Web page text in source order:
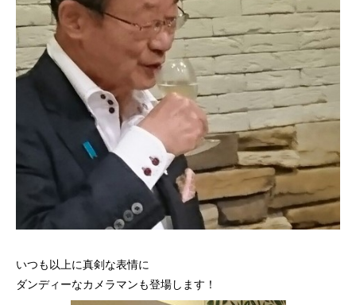
いつも以上に真剣な表情に
ダンディーなカメラマンも登場します！